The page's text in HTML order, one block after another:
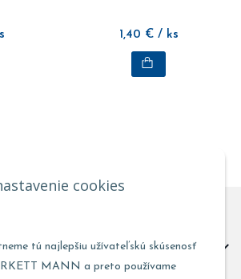
cookies
tú najlepšiu užívateľskú skúsenosť
MANN a preto používame
1,40 € / ks
Trnava